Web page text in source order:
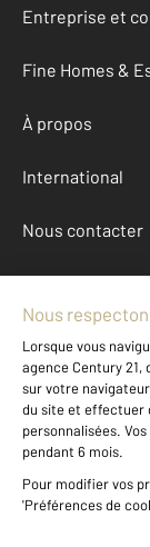
Entreprise et
Fine Homes &
À propos
International
Nous contacter
Mentions
Achat